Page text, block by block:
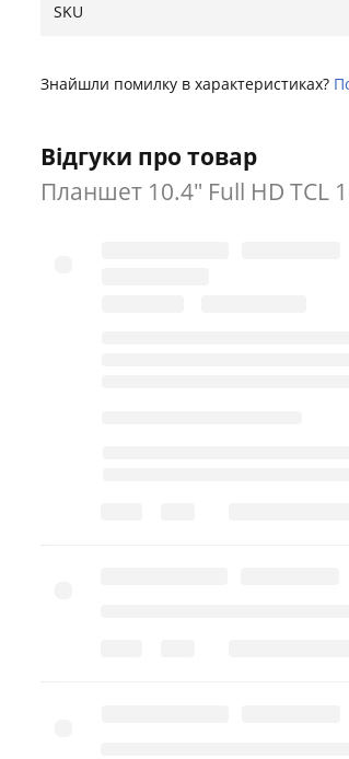
SKU
Знайшли помилку в характеристиках?
Відгуки про товар
Планшет 10.4" Full HD TCL